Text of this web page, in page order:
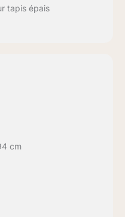
tapis épais
cm